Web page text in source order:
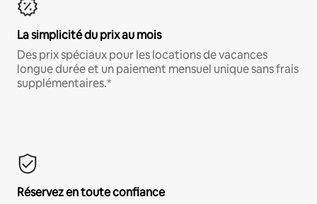
La simplicité du prix au mois
Des prix spéciaux pour les locations de vacances
longue durée et un paiement mensuel unique sans frais
supplémentaires.*
Réservez en toute confiance